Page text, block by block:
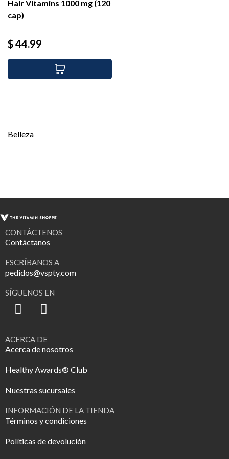
Hair Vitamins 1000 mg (120
cap)
Precio
$ 44.99
Belleza
CONTÁCTENOS
Contáctanos
ESCRÍBANOS A
pedidos@vspty.com
SÍGUENOS EN
ACERCA DE
Acerca de nosotros
Healthy Awards® Club
Nuestras sucursales
INFORMACIÓN DE LA TIENDA
Términos y condiciones
Políticas de devolución